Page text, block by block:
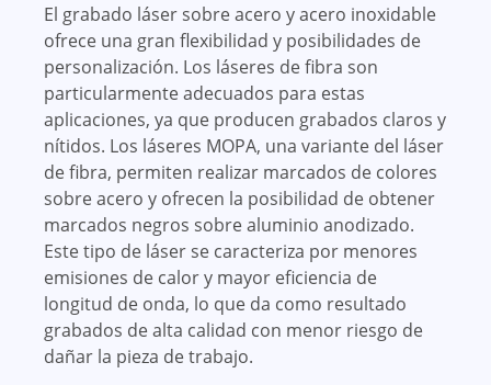
El grabado láser sobre acero y acero inoxidable
ofrece una gran flexibilidad y posibilidades de
personalización. Los láseres de fibra son
particularmente adecuados para estas
aplicaciones, ya que producen grabados claros y
nítidos. Los láseres MOPA, una variante del láser
de fibra, permiten realizar marcados de colores
sobre acero y ofrecen la posibilidad de obtener
marcados negros sobre aluminio anodizado.
Este tipo de láser se caracteriza por menores
emisiones de calor y mayor eficiencia de
longitud de onda, lo que da como resultado
grabados de alta calidad con menor riesgo de
dañar la pieza de trabajo.